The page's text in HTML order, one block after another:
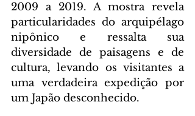
2009 a 2019. A mostra revela
particularidades do arquipélago
nipônico e ressalta sua
diversidade de paisagens e de
cultura, levando os visitantes a
uma verdadeira expedição por
um Japão desconhecido.